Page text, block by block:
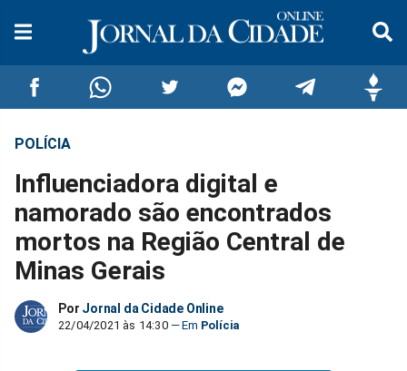
Compartilhar
no
Facebook
Compartilhar
no
Whatsapp
no
Twitter
no
Messenger
no
Telegram
POLÍCIA
Influenciadora digital e
namorado são encontrados
mortos na Região Central de
Minas Gerais
Por Jornal da Cidade Online
22/04/2021 às 14:30 Polícia